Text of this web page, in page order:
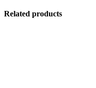
Related products